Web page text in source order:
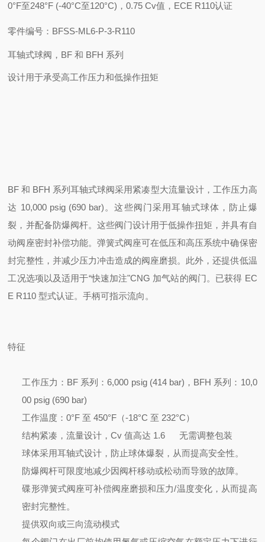
0°F至248°F (-40°C至120°C)，0.75 Cv值，ECE R110认证
零件编号：BFSS-ML6-P-3-R110
耳轴式球阀，BF 和 BFH 系列
设计用于承受高工作压力和低操作扭矩
BF 和 BFH 系列耳轴式球阀采用紧凑型大流量设计，工作压力高
达 10,000 psig (690 bar)。这些阀门采用耳轴式球体，防止爆
裂，并配备防爆阀杆。这些阀门设计用于低操作扭矩，并具有自
动阀座密封补偿功能。弹簧式阀座可在低压和高压系统中确保密
封完整性，并减少压力冲击造成的阀座磨损。此外，还提供低温
工况选项以及适用于“快速加注"CNG 加气站的阀门。已获得 EC
E R110 型式认证。手柄可指示流向。
特征
工作压力：BF 系列：6,000 psig (414 bar)，BFH 系列：10,0
00 psig (690 bar)
工作温度：0°F 至 450°F（-18°C 至 232°C）
结构紧凑，流量设计，Cv 值高达 1.6
无需调整包装
球体采用耳轴式设计，防止球体爆裂，从而提高安全性。
防爆阀杆可限度地减少因阀杆移动或松动而导致的故障。
碟形弹簧式阀座可补偿阀座磨损和压力/温度变化，从而提高
密封完整性。
提供双向或三向流动模式